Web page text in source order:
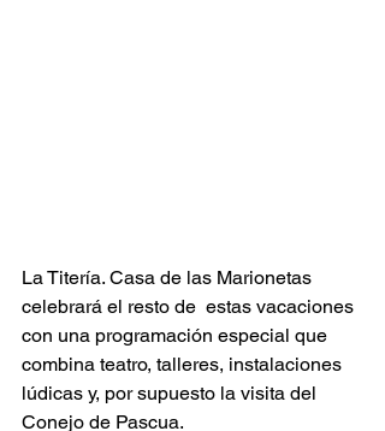
La Titería. Casa de las Marionetas
celebrará el resto de  estas vacaciones
con una programación especial que
combina teatro, talleres, instalaciones
lúdicas y, por supuesto la visita del
Conejo de Pascua.